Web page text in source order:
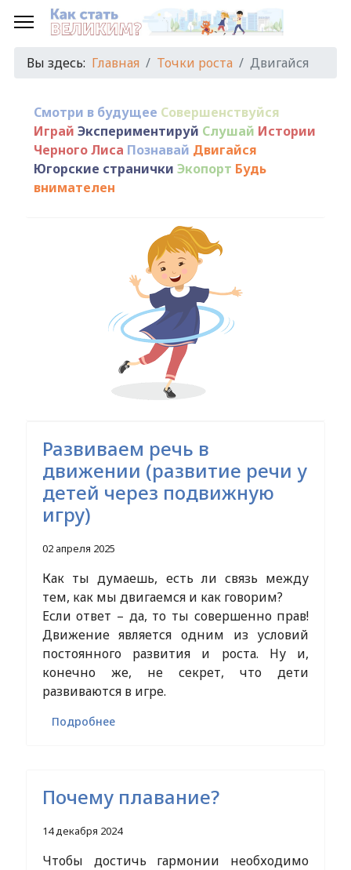
Вы здесь: Главная Точки роста Двигайся
Смотри в будущее Совершенствуйся
Играй Экспериментируй Слушай Истории
Черного Лиса Познавай Двигайся
Югорские странички Экопорт Будь
внимателен
Развиваем речь в
движении (развитие речи у
детей через подвижную
игру)
02 апреля 2025
Как ты думаешь, есть ли связь между
тем, как мы двигаемся и как говорим?
Если ответ – да, то ты совершенно прав!
Движение является одним из условий
постоянного развития и роста. Ну и,
конечно же, не секрет, что дети
развиваются в игре.
Подробнее
Почему плавание?
14 декабря 2024
Чтобы достичь гармонии необходимо